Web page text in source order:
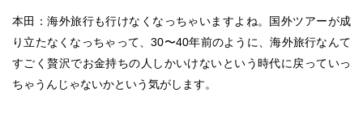
本田：海外旅行も行けなくなっちゃいますよね。国外ツアーが成
り立たなくなっちゃって、30〜40年前のように、海外旅行なんて
すごく贅沢でお金持ちの人しかいけないという時代に戻っていっ
ちゃうんじゃないかという気がします。